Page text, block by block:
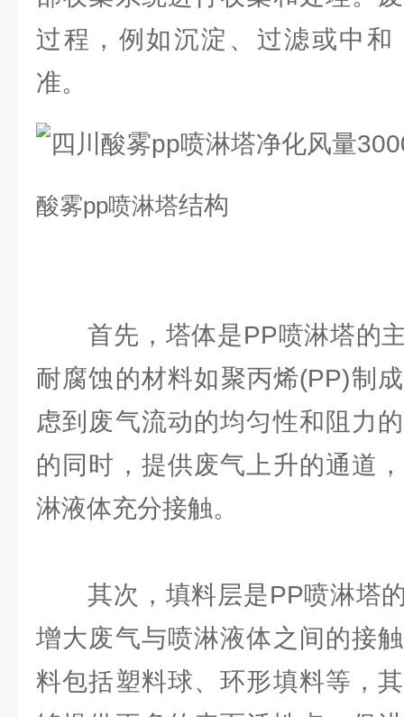
过程，例如沉淀、过滤或中和
准。
酸雾pp喷淋塔结构
首先，塔体是PP喷淋塔的主
耐腐蚀的材料如聚丙烯(PP)制
虑到废气流动的均匀性和阻力
的同时，提供废气上升的通道
淋液体充分接触。
其次，填料层是PP喷淋塔的
增大废气与喷淋液体之间的接
料包括塑料球、环形填料等，